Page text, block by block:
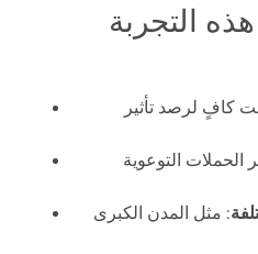
التجربة
كافٍ لرصد تأثير
الحملات التوعوية
: مثل المدن الكبرى